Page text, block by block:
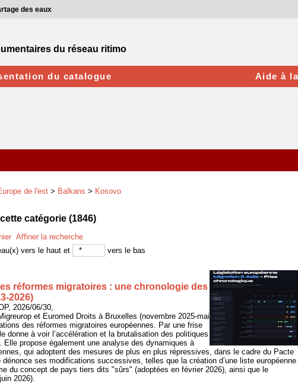
de l'est > Balkans > Kosovo
catégorie (1846)
Affiner la recherche
vers le haut et vers le bas
réformes migratoires : une chronologie des
2026)
2026/06/30,
et Euromed Droits à Bruxelles (novembre 2025-mai
des réformes migratoires européennes. Par une frise
donne à voir l’accélération et la brutalisation des politiques
Elle propose également une analyse des dynamiques à
qui adoptent des mesures de plus en plus répressives, dans le cadre du Pacte
ses modifications successives, telles que la création d’une liste européenne
du concept de pays tiers dits "sûrs" (adoptées en février 2026), ainsi que le
2026).
des eaux
du réseau ritimo
du catalogue Aide à